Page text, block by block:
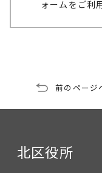
ォームをご利
前のページ
北区役所